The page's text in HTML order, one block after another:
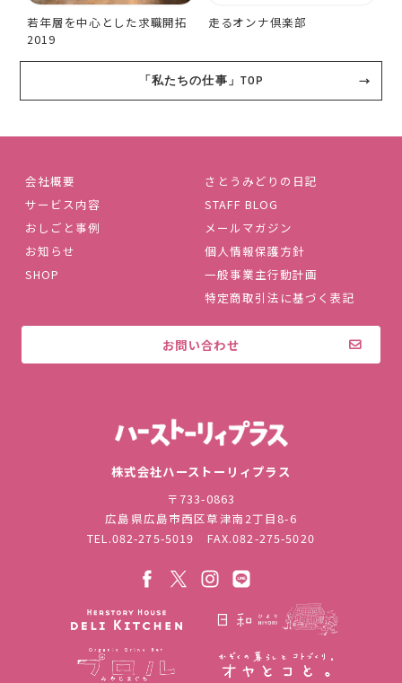
若年層を中心とした求職開拓
2019
走るオンナ倶楽部
「私たちの仕事」TOP
会社概要
サービス内容
おしごと事例
お知らせ
SHOP
さとうみどりの日記
STAFF BLOG
メールマガジン
個人情報保護方針
一般事業主行動計画
特定商取引法に基づく表記
お問い合わせ
株式会社ハーストーリィプラス
〒733-0863
広島県広島市西区草津南2丁目8-6
TEL.082-275-5019 FAX.082-275-5020